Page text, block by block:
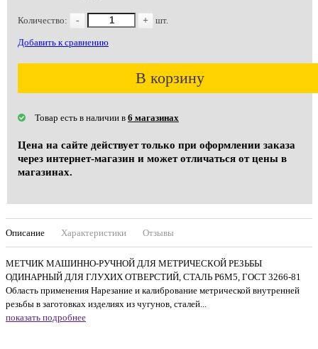
Количество: - + шт.
Добавить к сравнению
В корзину
Товар есть в наличии в 6 магазинах
Цена на сайте действует только при оформлении заказа
через интернет-магазин и может отличаться от цены в
магазинах.
Описание Характеристики Отзывы
МЕТЧИК МАШИННО-РУЧНОЙ ДЛЯ МЕТРИЧЕСКОЙ РЕЗЬБЫ
ОДИНАРНЫЙ ДЛЯ ГЛУХИХ ОТВЕРСТИЙ, СТАЛЬ Р6М5, ГОСТ 3266-81
Область применения Нарезание и калибрование метрической внутренней
резьбы в заготовках изделиях из чугунов, сталей...
показать подробнее